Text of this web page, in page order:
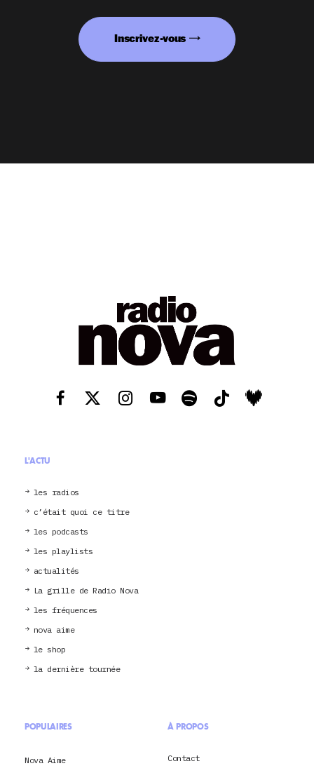
Inscrivez-vous
L'ACTU
les radios
c’était quoi ce titre
les podcasts
les playlists
actualités
La grille de Radio Nova
les fréquences
nova aime
le shop
la dernière tournée
POPULAIRES
Nova Aime
À PROPOS
Contact